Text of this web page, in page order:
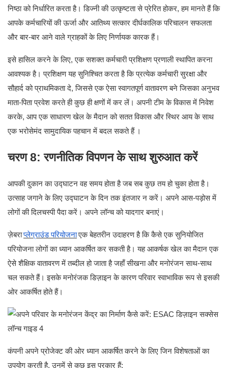
निष्ठा को निर्धारित करता है। डिज्नी की उत्कृष्टता से प्रेरित होकर, हम मानते हैं कि
आपके कर्मचारियों की ऊर्जा और आतिथ्य सत्कार दीर्घकालिक परिचालन सफलता
और बार-बार आने वाले ग्राहकों के लिए निर्णायक कारक हैं।
इसे हासिल करने के लिए, एक सशक्त कर्मचारी प्रशिक्षण प्रणाली स्थापित करना
आवश्यक है। प्रशिक्षण यह सुनिश्चित करता है कि प्रत्येक कर्मचारी सुरक्षा और
सौहार्द को प्राथमिकता दे, जिससे एक ऐसा स्वागतपूर्ण वातावरण बने जिसका अनुभव
माता-पिता प्रवेश करते ही कुछ ही क्षणों में कर लें। अपनी टीम के विकास में निवेश
करके, आप एक साधारण खेल के मैदान को सतत विकास और स्थिर आय के साथ
एक भरोसेमंद सामुदायिक पहचान में बदल सकते हैं ।
चरण 8: रणनीतिक विपणन के साथ शुरुआत करें
आपकी दुकान का उद्घाटन वह समय होता है जब सब कुछ तय हो चुका होता है।
उत्साह जगाने के लिए उद्घाटन के दिन तक इंतजार न करें। अपने आस-पड़ोस में
लोगों की दिलचस्पी पैदा करें। अपने लॉन्च को यादगार बनाएं।
ज़ेबराप्लेग्राउंड परियोजनाएक बेहतरीन उदाहरण है कि कैसे एक सुनियोजित
परियोजना लोगों का ध्यान आकर्षित कर सकती है। यह आकर्षक खेल का मैदान एक
ऐसे शैक्षिक वातावरण में तब्दील हो जाता है जहाँ सीखना और मनोरंजन साथ-साथ
चल सकते हैं। इसके मनोरंजक डिज़ाइन के कारण परिवार स्वाभाविक रूप से इसकी
ओर आकर्षित होते हैं।
कंपनी अपने प्रोजेक्ट की ओर ध्यान आकर्षित करने के लिए जिन विशेषताओं का
उपयोग करती है, उनमें से कुछ इस प्रकार हैं: